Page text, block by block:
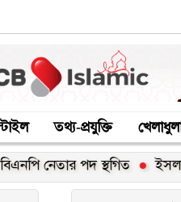
তথ্য-প্রযুক্তি
নেতার পদ স্থগিত ইসলামী